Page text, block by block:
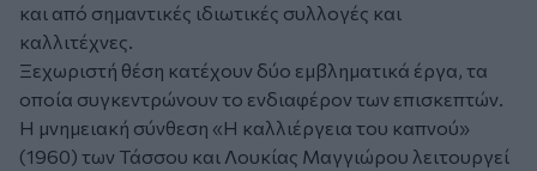
και από σημαντικές ιδιωτικές συλλογές και
καλλιτέχνες.
Ξεχωριστή θέση κατέχουν δύο εμβληματικά έργα, τα
οποία συγκεντρώνουν το ενδιαφέρον των επισκεπτών.
Η μνημειακή σύνθεση «Η καλλιέργεια του καπνού»
(1960) των Τάσσου και Λουκίας Μαγγιώρου λειτουργεί